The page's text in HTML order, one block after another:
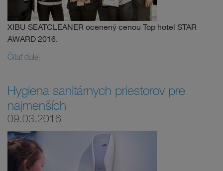
XIBU SEATCLEANER ocenený cenou Top hotel STAR
AWARD 2016.
Čítať ďalej
Hygiena sanitárnych priestorov pre
najmenších
09.03.2016